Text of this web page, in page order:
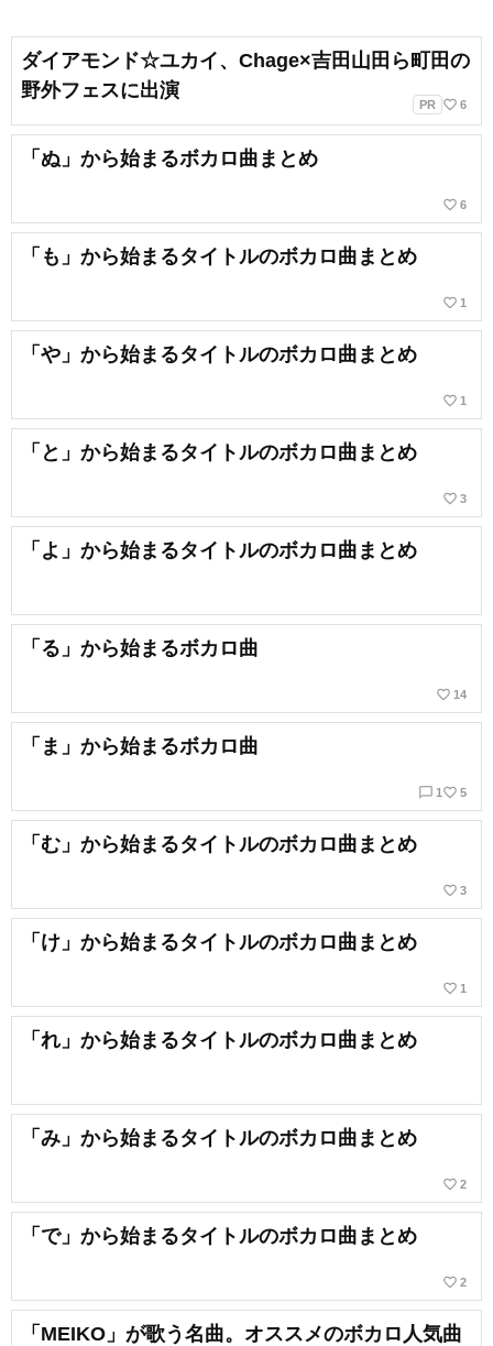
ダイアモンド☆ユカイ、Chage×吉田山田ら町田の
野外フェスに出演
PR favorite_border 6
「ぬ」から始まるボカロ曲まとめ
favorite_border 6
「も」から始まるタイトルのボカロ曲まとめ
favorite_border 1
「や」から始まるタイトルのボカロ曲まとめ
favorite_border 1
「と」から始まるタイトルのボカロ曲まとめ
favorite_border 3
「よ」から始まるタイトルのボカロ曲まとめ
「る」から始まるボカロ曲
favorite_border 14
「ま」から始まるボカロ曲
chat_bubble_outline 1 favorite_border 5
「む」から始まるタイトルのボカロ曲まとめ
favorite_border 3
「け」から始まるタイトルのボカロ曲まとめ
favorite_border 1
「れ」から始まるタイトルのボカロ曲まとめ
「み」から始まるタイトルのボカロ曲まとめ
favorite_border 2
「で」から始まるタイトルのボカロ曲まとめ
favorite_border 2
「MEIKO」が歌う名曲。オススメのボカロ人気曲